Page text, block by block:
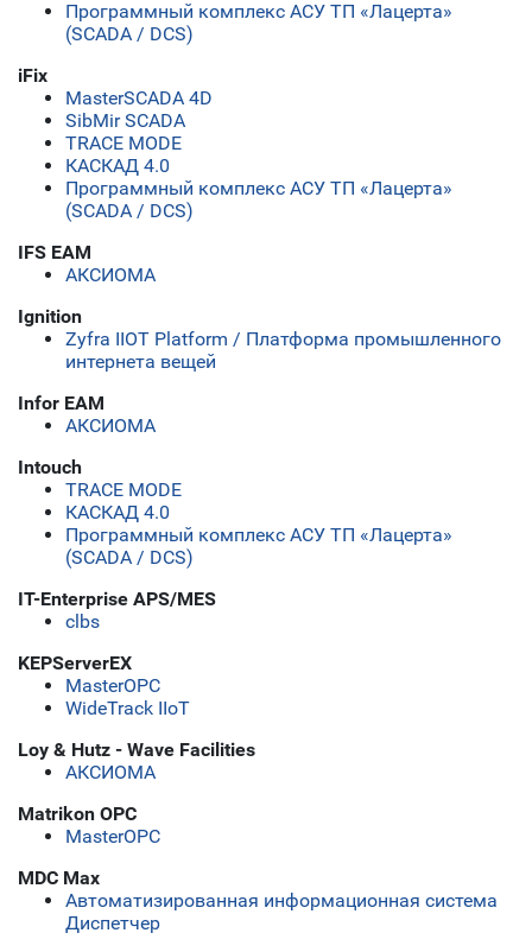
Программный комплекс АСУ ТП «Лацерта»
(SCADA / DCS)
iFix
MasterSCADA 4D
SibMir SCADA
TRACE MODE
КАСКАД 4.0
Программный комплекс АСУ ТП «Лацерта»
(SCADA / DCS)
IFS EAM
АКСИОМА
Ignition
Zyfra IIOT Platform / Платформа промышленного
интернета вещей
Infor EAM
АКСИОМА
Intouch
TRACE MODE
КАСКАД 4.0
Программный комплекс АСУ ТП «Лацерта»
(SCADA / DCS)
IT-Enterprise APS/MES
clbs
KEPServerEX
MasterOPC
WideTrack IIoT
Loy & Hutz - Wave Facilities
АКСИОМА
Matrikon OPC
MasterOPC
MDC Max
Автоматизированная информационная система
Диспетчер